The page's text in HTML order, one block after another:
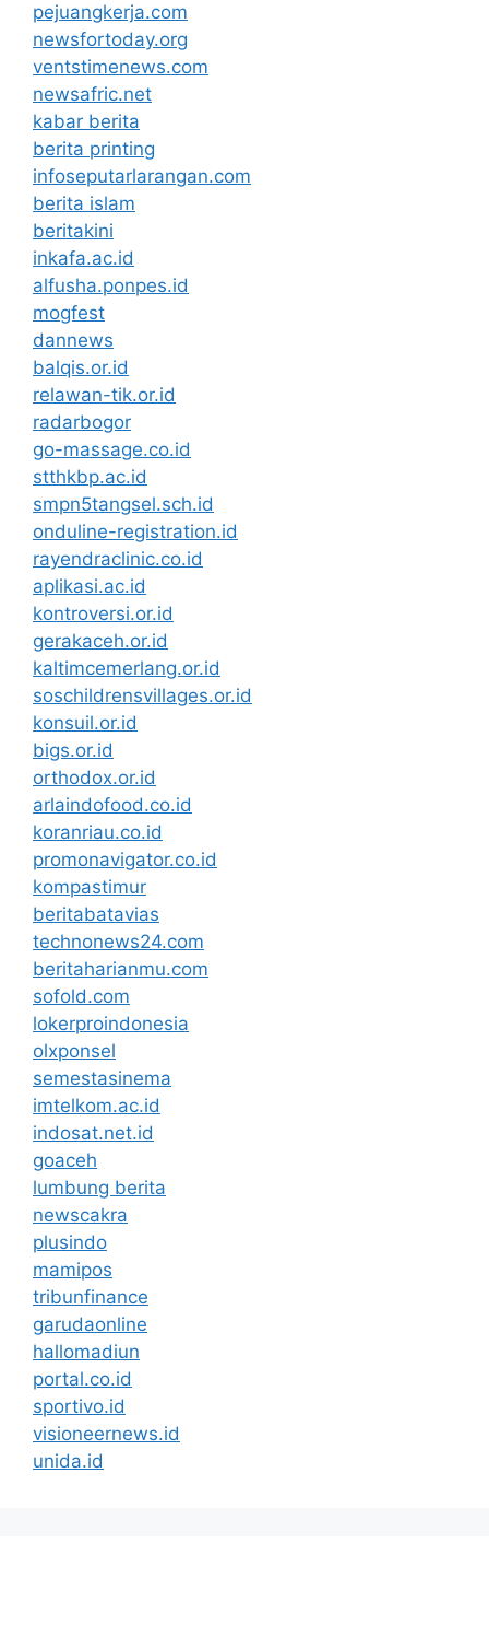
pejuangkerja.com
newsfortoday.org
ventstimenews.com
newsafric.net
kabar berita
berita printing
infoseputarlarangan.com
berita islam
beritakini
inkafa.ac.id
alfusha.ponpes.id
mogfest
dannews
balqis.or.id
relawan-tik.or.id
radarbogor
go-massage.co.id
stthkbp.ac.id
smpn5tangsel.sch.id
onduline-registration.id
rayendraclinic.co.id
aplikasi.ac.id
kontroversi.or.id
gerakaceh.or.id
kaltimcemerlang.or.id
soschildrensvillages.or.id
konsuil.or.id
bigs.or.id
orthodox.or.id
arlaindofood.co.id
koranriau.co.id
promonavigator.co.id
kompastimur
beritabatavias
technonews24.com
beritaharianmu.com
sofold.com
lokerproindonesia
olxponsel
semestasinema
imtelkom.ac.id
indosat.net.id
goaceh
lumbung berita
newscakra
plusindo
mamipos
tribunfinance
garudaonline
hallomadiun
portal.co.id
sportivo.id
visioneernews.id
unida.id